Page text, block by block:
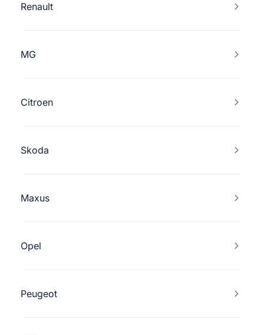
Renault
MG
Citroen
Skoda
Maxus
Opel
Peugeot